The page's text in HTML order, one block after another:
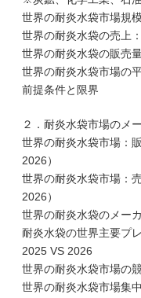
世界の耐炎水袋市場規
世界の耐炎水袋の売上
世界の耐炎水袋の販売
世界の耐炎水袋市場の
前提条件と限界
２．耐炎水袋市場のメ
世界の耐炎水袋市場：
2026）
世界の耐炎水袋市場：
2026）
世界の耐炎水袋のメー
耐炎水袋の世界主要プ
2025 VS 2026
世界の耐炎水袋市場の
世界の耐炎水袋市場集